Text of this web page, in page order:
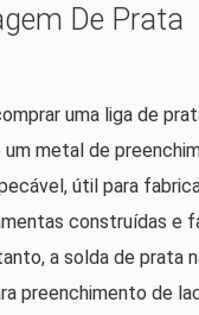
De Prata
uma liga de
metal de
útil para
construídas e
a solda de prata
preenchimento de